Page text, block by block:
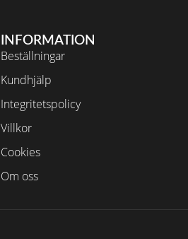
INFORMATION
Beställningar
Kundhjälp
Integritetspolicy
Villkor
Cookies
Om oss